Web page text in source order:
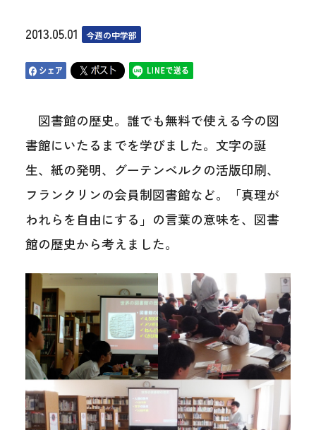
2013.05.01 今週の中学部
図書館の歴史。誰でも無料で使える今の図
書館にいたるまでを学びました。文字の誕
生、紙の発明、グーテンベルクの活版印刷、
フランクリンの会員制図書館など。「真理が
われらを自由にする」の言葉の意味を、図書
館の歴史から考えました。